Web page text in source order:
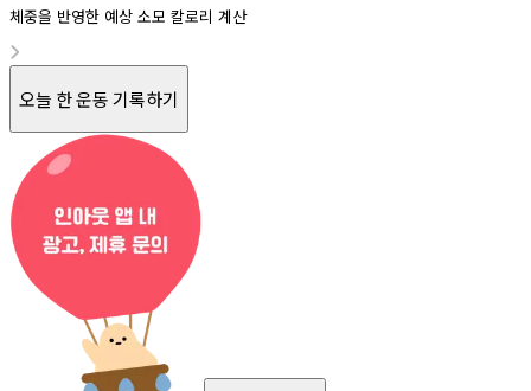
체중을 반영한 예상 소모 칼로리 계산
오늘 한 운동 기록하기